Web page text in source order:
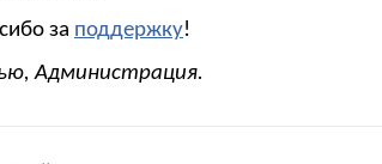
за поддержку!
Администрация.